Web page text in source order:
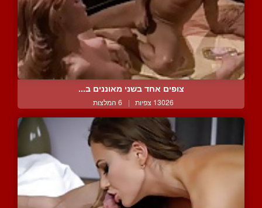
צופים אחד בשני מאוננים ב...
13026 צפיות | 6 המלצות